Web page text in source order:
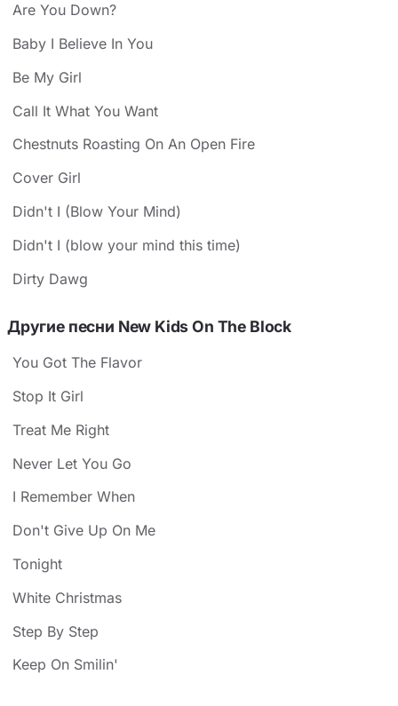
Are You Down?
Baby I Believe In You
Be My Girl
Call It What You Want
Chestnuts Roasting On An Open Fire
Cover Girl
Didn't I (Blow Your Mind)
Didn't I (blow your mind this time)
Dirty Dawg
Другие песни New Kids On The Block
You Got The Flavor
Stop It Girl
Treat Me Right
Never Let You Go
I Remember When
Don't Give Up On Me
Tonight
White Christmas
Step By Step
Keep On Smilin'